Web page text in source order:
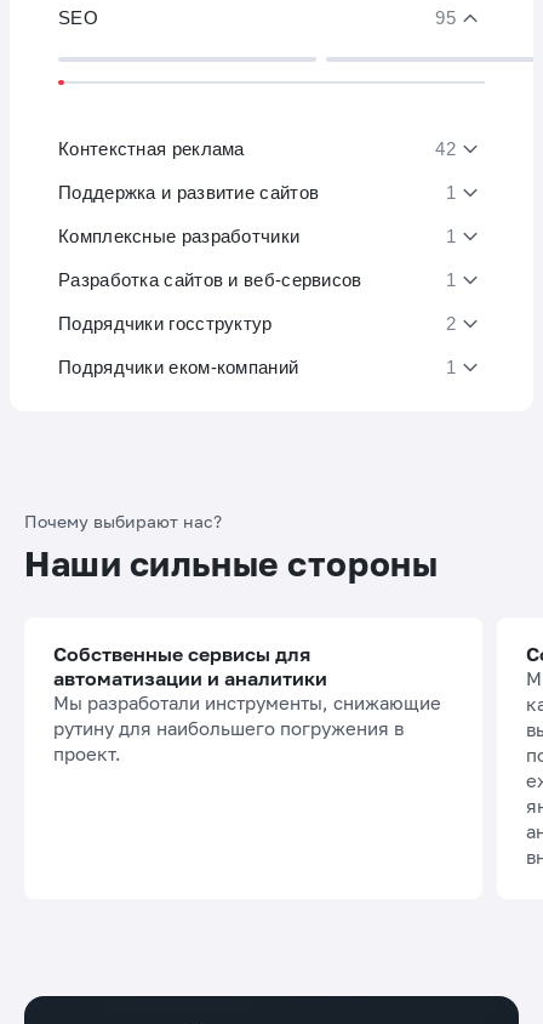
SEO 95
Контекстная реклама 42
Поддержка и развитие сайтов 1
Комплексные разработчики 1
Разработка сайтов и веб-сервисов 1
Подрядчики госструктур 2
Подрядчики еком-компаний 1
Почему выбирают нас?
Наши сильные стороны
Собственные сервисы для
автоматизации и аналитики
Мы разработали инструменты, снижающие
рутину для наибольшего погружения в
проект.